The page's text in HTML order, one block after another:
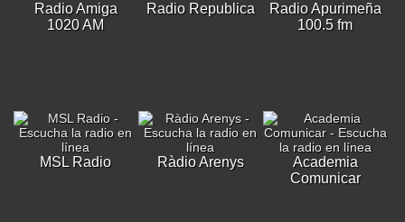
Radio Amiga
1020 AM
Radio Republica
Radio Apurimeña
100.5 fm
MSL Radio Ràdio Arenys
Academia
Comunicar